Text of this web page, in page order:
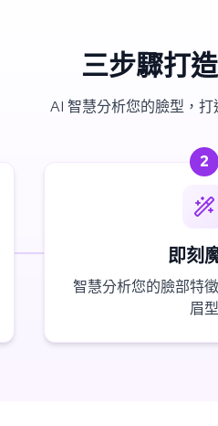
三步驟打
AI 智慧分析您的臉型，
2
即刻
智慧分析您的臉部特
眉型